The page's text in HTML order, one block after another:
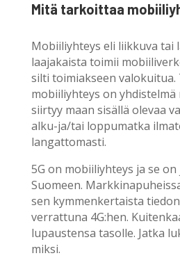
Mitä tarkoittaa
Mobiiliyhteys eli liikkuva tai
laajakaista toimii
silti toimiakseen valokuitua.
mobiiliyhteys on
siirtyy maan sisällä olevaa
alku-ja/tai loppumatka
langattomasti.
5G on mobiiliyhteys ja se
Suomeen.
sen kymmenkertaista
verrattuna 4G:hen.
lupaustensa tasolle. Jatka
miksi.